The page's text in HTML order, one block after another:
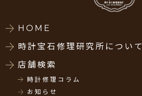
HOME
時計宝石修理研究所について
店舗検索
時計修理コラム
お知らせ